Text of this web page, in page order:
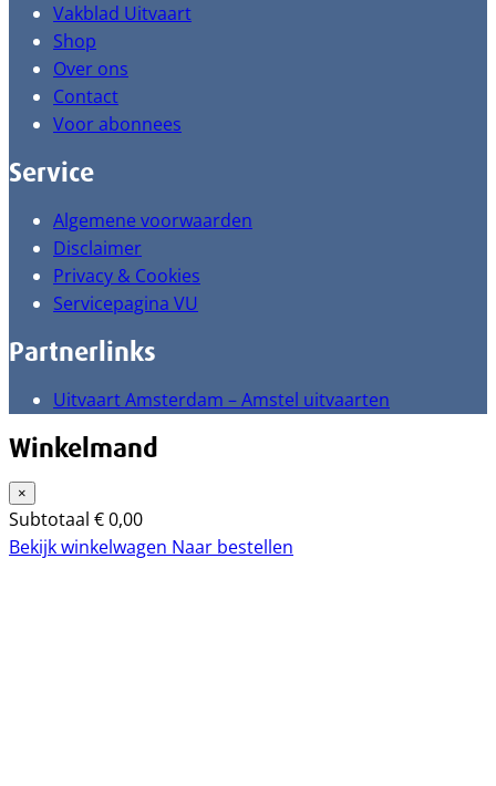
Vakblad Uitvaart
Shop
Over ons
Contact
Voor abonnees
Service
Algemene voorwaarden
Disclaimer
Privacy & Cookies
Servicepagina VU
Partnerlinks
Uitvaart Amsterdam – Amstel uitvaarten
Winkelmand
×
Subtotaal €0,00
Bekijk winkelwagen Naar bestellen